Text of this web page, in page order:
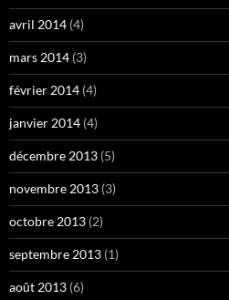
avril 2014 (4)
mars 2014 (3)
février 2014 (4)
janvier 2014 (4)
décembre 2013 (5)
novembre 2013 (3)
octobre 2013 (2)
septembre 2013 (1)
août 2013 (6)